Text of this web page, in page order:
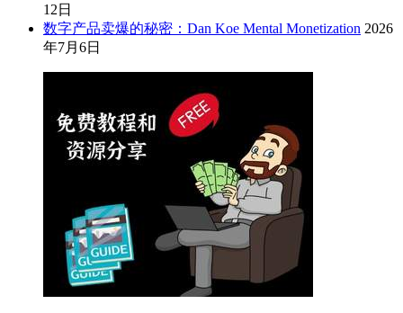
12日
数字产品卖爆的秘密：Dan Koe Mental Monetization 2026
年7月6日